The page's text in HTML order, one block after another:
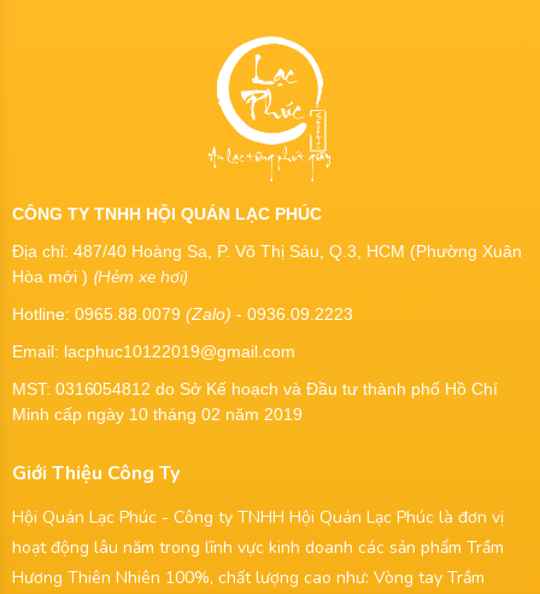
CÔNG TY TNHH HỘI QUÁN LẠC PHÚC
Địa chỉ: 487/40 Hoàng Sa, P. Võ Thị Sáu, Q.3, HCM (Phường Xuân
Hòa mới ) (Hẻm xe hơi)
Hotline: 0965.88.0079 (Zalo) - 0936.09.2223
Email: lacphuc10122019@gmail.com
MST: 0316054812 do Sở Kế hoạch và Đầu tư thành phố Hồ Chí
Minh cấp ngày 10 tháng 02 năm 2019
Giới Thiệu Công Ty
Hội Quán Lạc Phúc - Công ty TNHH Hội Quán Lạc Phúc là đơn vị
hoạt động lâu năm trong lĩnh vực kinh doanh các sản phẩm Trầm
Hương Thiên Nhiên 100%, chất lượng cao như: Vòng tay Trầm